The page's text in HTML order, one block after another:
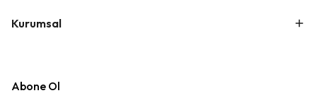
Kurumsal
Abone Ol